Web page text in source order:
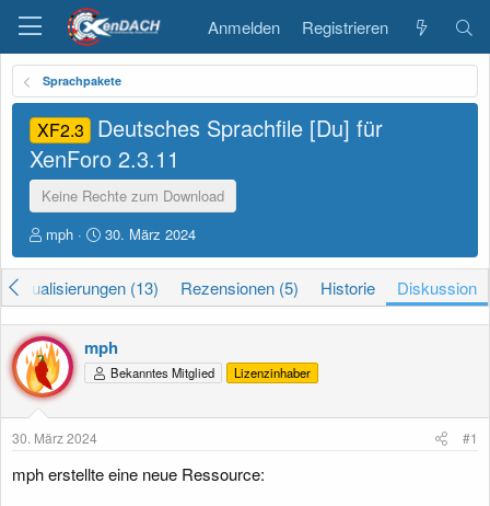
Anmelden Registrieren
Sprachpakete
XF2.3
Deutsches Sprachfile [Du] für
XenForo 2.3.11
Keine Rechte zum Download
E
r
s
t
e
l
l
e
r
mph
E
r
s
t
e
l
t
30. März 2024
Aktualisierungen (13) Rezensionen (5) Historie Diskussion
mph
Bekanntes Mitglied Lizenzinhaber
30. März 2024 #1
mph erstellte eine neue Ressource: